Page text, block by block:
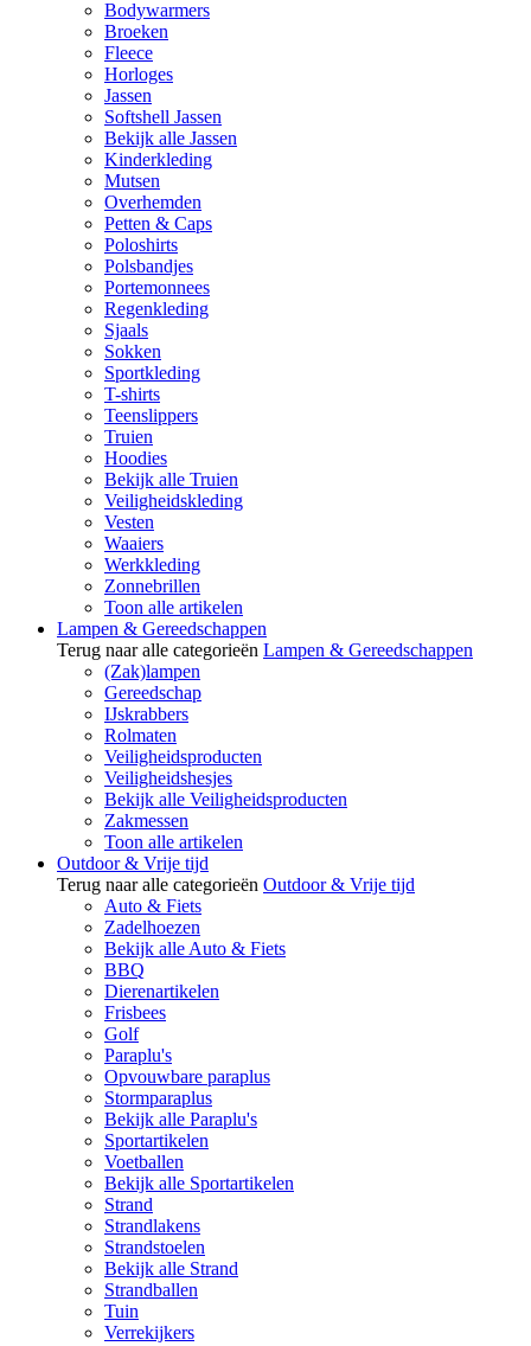
Bodywarmers
Broeken
Fleece
Horloges
Jassen
Softshell Jassen
Bekijk alle Jassen
Kinderkleding
Mutsen
Overhemden
Petten & Caps
Poloshirts
Polsbandjes
Portemonnees
Regenkleding
Sjaals
Sokken
Sportkleding
T-shirts
Teenslippers
Truien
Hoodies
Bekijk alle Truien
Veiligheidskleding
Vesten
Waaiers
Werkkleding
Zonnebrillen
Toon alle artikelen
Lampen & Gereedschappen
Terug naar alle categorieën Lampen & Gereedschappen
(Zak)lampen
Gereedschap
IJskrabbers
Rolmaten
Veiligheidsproducten
Veiligheidshesjes
Bekijk alle Veiligheidsproducten
Zakmessen
Toon alle artikelen
Outdoor & Vrije tijd
Terug naar alle categorieën Outdoor & Vrije tijd
Auto & Fiets
Zadelhoezen
Bekijk alle Auto & Fiets
BBQ
Dierenartikelen
Frisbees
Golf
Paraplu's
Opvouwbare paraplus
Stormparaplus
Bekijk alle Paraplu's
Sportartikelen
Voetballen
Bekijk alle Sportartikelen
Strand
Strandlakens
Strandstoelen
Bekijk alle Strand
Strandballen
Tuin
Verrekijkers